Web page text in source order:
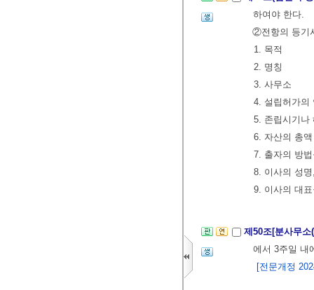
하여야 한다.
②전항의 등기
1. 목적
2. 명칭
3. 사무소
4. 설립허가의
5. 존립시기나
6. 자산의 총액
7. 출자의 방
8. 이사의 성
9. 이사의 대
제50조[분사무
에서 3주일 내
[전문개정